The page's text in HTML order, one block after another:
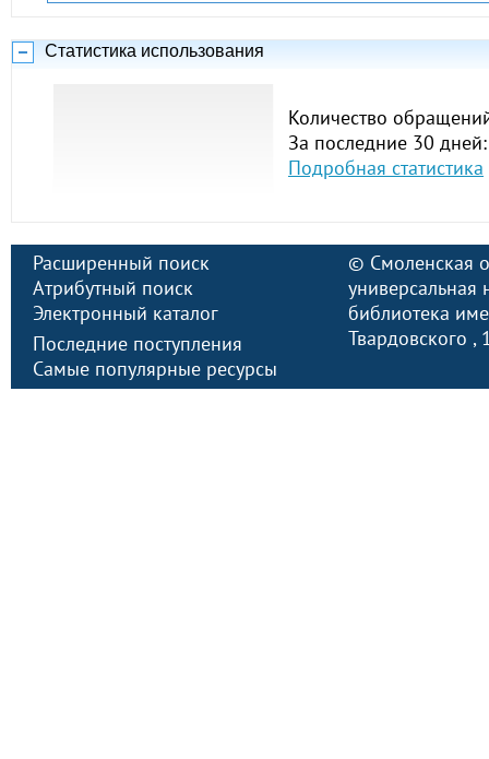
Статистика использования
Количество
За последние 30
Подробная статистика
Расширенный поиск
Атрибутный поиск
Электронный каталог
Последние поступления
Самые популярные ресурсы
© Смоленская
универсальная
библиотека
Твардовского ,